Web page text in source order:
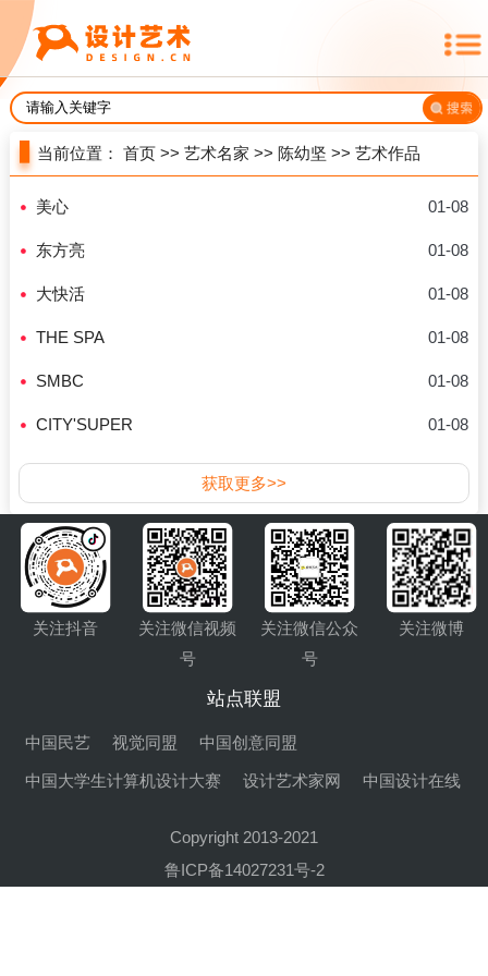
当前位置：首页 >>艺术名家 >> 陈幼坚 >>艺术作品
01-08
美心
01-08
东方亮
01-08
大快活
01-08
THE SPA
01-08
SMBC
01-08
CITY'SUPER
获取更多>>
关注抖音
关注微信视频
号
关注微信公众
号
关注微博
站点联盟
中国民艺 视觉同盟 中国创意同盟
中国大学生计算机设计大赛 设计艺术家网 中国设计在线
Copyright 2013-2021
鲁ICP备14027231号-2